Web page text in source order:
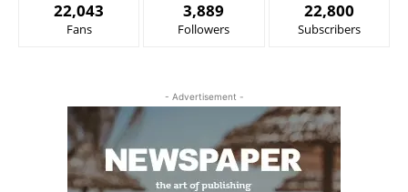
22,043
Fans
3,889
Followers
22,800
Subscribers
- Advertisement -